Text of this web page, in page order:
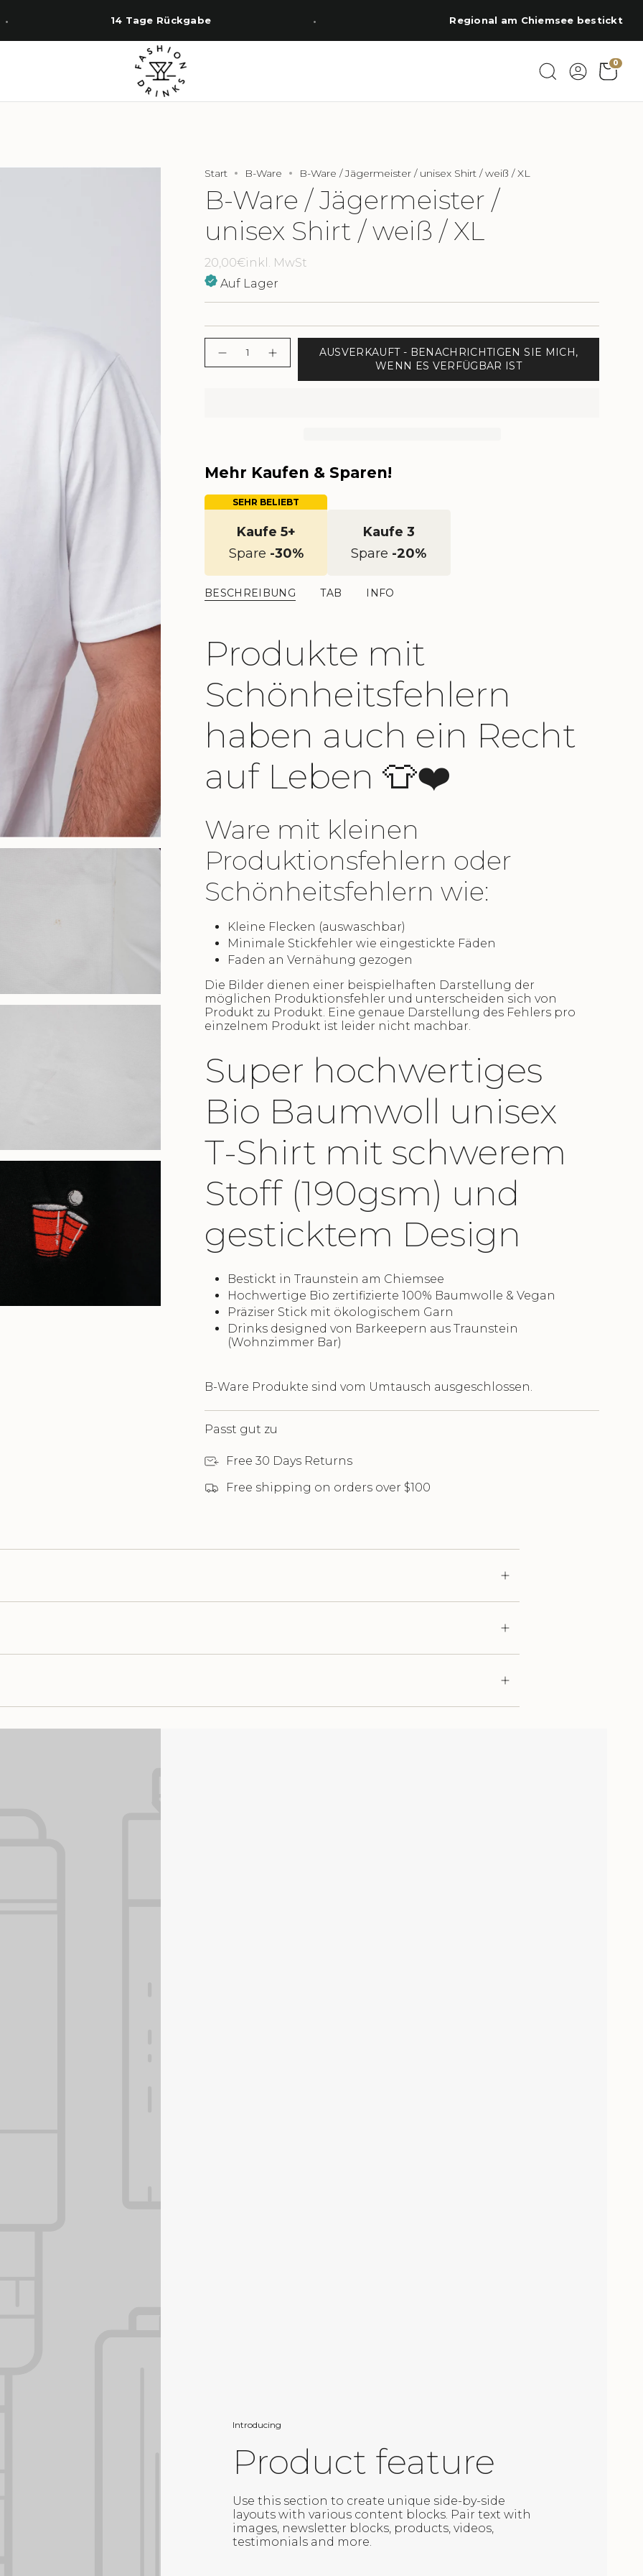
14 Tage Rückgabe Regional am Chiemsee bestickt
0
Start B-Ware B-Ware / Jägermeister / unisex Shirt / weiß / XL
B-Ware / Jägermeister /
unisex Shirt / weiß / XL
20,00€inkl. MwSt
Auf Lager
AUSVERKAUFT - BENACHRICHTIGEN SIE MICH,
WENN ES VERFÜGBAR IST
Mehr Kaufen & Sparen!
SEHR BELIEBT
Kaufe 5+
Spare -30%
Kaufe 3
Spare -20%
BESCHREIBUNG TAB INFO
Produkte mit
Schönheitsfehlern
haben auch ein Recht
auf Leben 👕❤️
Ware mit kleinen
Produktionsfehlern oder
Schönheitsfehlern wie:
Kleine Flecken (auswaschbar)
Minimale Stickfehler wie eingestickte Fäden
Faden an Vernähung gezogen
Die Bilder dienen einer beispielhaften Darstellung der
möglichen Produktionsfehler und unterscheiden sich von
Produkt zu Produkt. Eine genaue Darstellung des Fehlers pro
einzelnem Produkt ist leider nicht machbar.
Super hochwertiges
Bio Baumwoll unisex
T-Shirt mit schwerem
Stoff (190gsm) und
gesticktem Design
Bestickt in Traunstein am Chiemsee
Hochwertige Bio zertifizierte 100% Baumwolle & Vegan
Präziser Stick mit ökologischem Garn
Drinks designed von Barkeepern aus Traunstein
(Wohnzimmer Bar)
B-Ware Produkte sind vom Umtausch ausgeschlossen.
Passt gut zu
Free 30 Days Returns
Free shipping on orders over $100
Introducing
Product feature
Use this section to create unique side-by-side
layouts with various content blocks. Pair text with
images, newsletter blocks, products, videos,
testimonials and more.